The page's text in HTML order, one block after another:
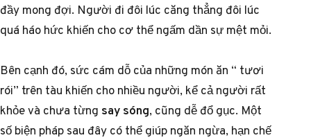
đầy mong đợi. Người đi đôi lúc căng thẳng đôi lúc
quá háo hức khiến cho cơ thể ngấm dần sự mệt mỏi.
Bên cạnh đó, sức cám dỗ của những món ăn “ tươi
rói” trên tàu khiến cho nhiều người, kể cả người rất
khỏe và chưa từng say sóng, cũng dễ đổ gục. Một
số biện pháp sau đây có thể giúp ngăn ngừa, hạn chế